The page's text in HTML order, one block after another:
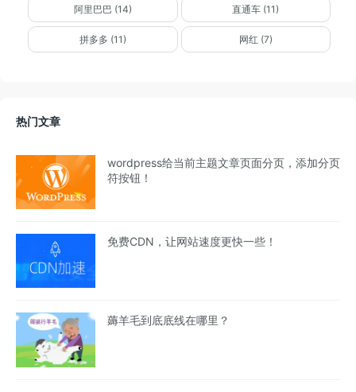
阿里巴巴 (14) 直通车 (11)
拼多多 (11) 网红 (7)
热门文章
wordpress给当前主题文章页面分页，添加分页
符按钮！
免费CDN，让网站速度更快一些！
薅羊毛到底底线在哪里？